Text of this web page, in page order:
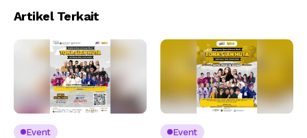
Artikel Terkait
Event Event